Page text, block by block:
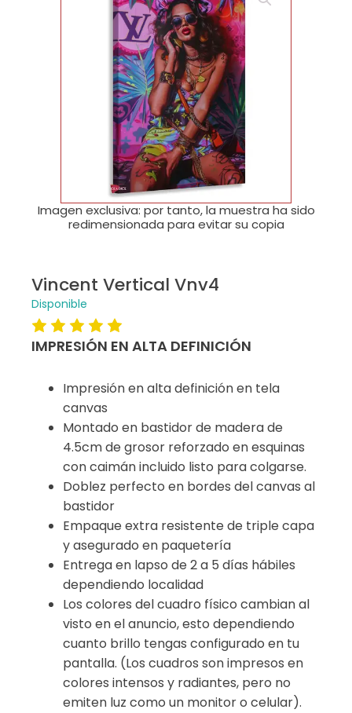
🔍
Imagen exclusiva: por tanto, la muestra ha sido
redimensionada para evitar su copia
Vincent Vertical Vnv4
Disponible
IMPRESIÓN EN ALTA DEFINICIÓN
Impresión en alta definición en tela
canvas
Montado en bastidor de madera de
4.5cm de grosor reforzado en esquinas
con caimán incluido listo para colgarse.
Doblez perfecto en bordes del canvas al
bastidor
Empaque extra resistente de triple capa
y asegurado en paquetería
Entrega en lapso de 2 a 5 días hábiles
dependiendo localidad
Los colores del cuadro físico cambian al
visto en el anuncio, esto dependiendo
cuanto brillo tengas configurado en tu
pantalla. (Los cuadros son impresos en
colores intensos y radiantes, pero no
emiten luz como un monitor o celular).